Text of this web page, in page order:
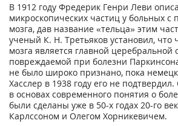
В 1912 году Фредерик Генри Леви
микроскопических частиц у больных с
мозга, дав название «тельца» этим
ученый К. Н. Третьяков установил, что
мозга является главной церебральной
повреждаемой при болезни
не было широко признано, пока
Хасслер в 1938 году его не
в основах современного понятия о
были сделаны уже в 50-х годах 20-го
Карлссоном и Олегом Хорникевичем.